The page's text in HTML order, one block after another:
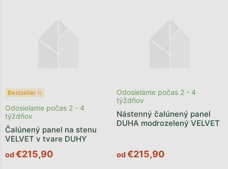
Bestseller ✩
Čalúnený panel na stenu
VELVET v tvare DUHY
Odosielame počas 2 - 4
týždňov
od€215,90
Nástenný čalúnený panel
DUHA modrozelený VELVET
Odosielame počas 2 - 4
týždňov
od€215,90